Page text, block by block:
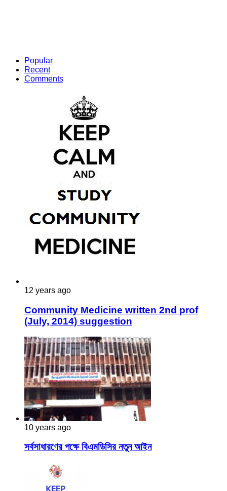
Popular
Recent
Comments
12 years ago
Community Medicine written 2nd prof
(July, 2014) suggestion
10 years ago
সর্বসাধারণের পক্ষে বিএমডিসির নতুন আইন